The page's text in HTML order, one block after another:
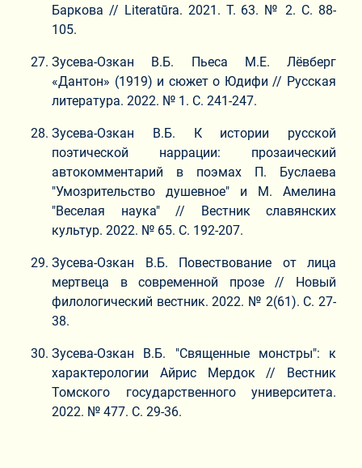
Баркова // Literatūra. 2021. Т. 63. № 2. С. 88-
105.
Зусева-Озкан В.Б. Пьеса М.Е. Лёвберг
«Дантон» (1919) и сюжет о Юдифи // Русская
литература. 2022. № 1. С. 241-247.
Зусева-Озкан В.Б. К истории русской
поэтической наррации: прозаический
автокомментарий в поэмах П. Буслаева
"Умозрительство душевное" и М. Амелина
"Веселая наука" // Вестник славянских
культур. 2022. № 65. С. 192-207.
Зусева-Озкан В.Б. Повествование от лица
мертвеца в современной прозе // Новый
филологический вестник. 2022. № 2(61). С. 27-
38.
Зусева-Озкан В.Б. "Священные монстры": к
характерологии Айрис Мердок // Вестник
Томского государственного университета.
2022. № 477. С. 29-36.